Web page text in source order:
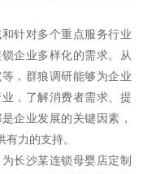
针对多个重点服务行业
企业多样化的需求。从
，群狼调研能够为企业
，了解消费者需求、提
企业发展的关键因素，
力的支持。
长沙某连锁母婴店定制